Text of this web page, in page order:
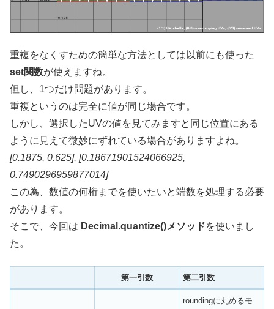
重複をなくすための簡単な方法としては以前にも使った
set関数が使えますね。
但し、1つだけ問題があります。
重複というのは完全に値が同じ場合です。
しかし、選択したUVの値を見てみますと同じ位置にある
ように見えて微妙にずれている場合がありますよね。
[0.1875, 0.625], [0.18671901524066925,
0.7490296959877014]
この為、数値の何桁までを使いたいと端数を処理する必要
があります。
そこで、今回は Decimal.quantize()メソッドを使いまし
た。
第一引数 第二引数
roundingに丸めるモ